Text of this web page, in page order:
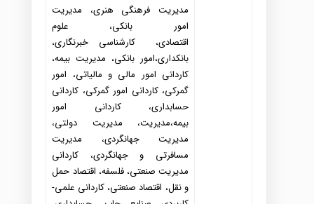
مدیریت فرهنگی هنری، مدیریت
امور بانکی، علوم
اقتصادی،
کارشناسی خبرنگاری،
بانکداری،امور بانکی، مدیریت بیمه،
کاردانی امور مالی و مالیاتی، امور
گمرکی، کاردانی امور گمرکی، کاردانی
حسابداری، کاردانی امور
بیمه،مدیریت، مدیریت دولتی،
مدیریت جهانگردی، مدیریت
مسافرتی و جهانگردی، کاردانی
مدیریت صنعتی، فلسفه، اقتصاد حمل
و نقل، اقتصادصنعتی، کاردانی علمی-